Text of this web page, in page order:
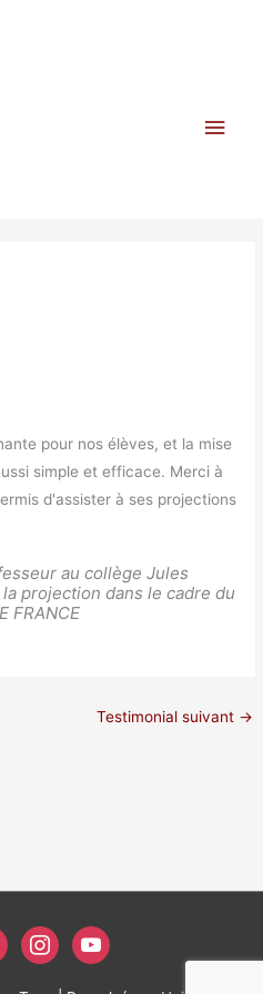
pour nos élèves, et la mise
simple et efficace. Merci à
d'assister à ses projections
au collège Jules
projection dans le cadre du
FRANCE
Testimonial suivant →
instagramyoutube